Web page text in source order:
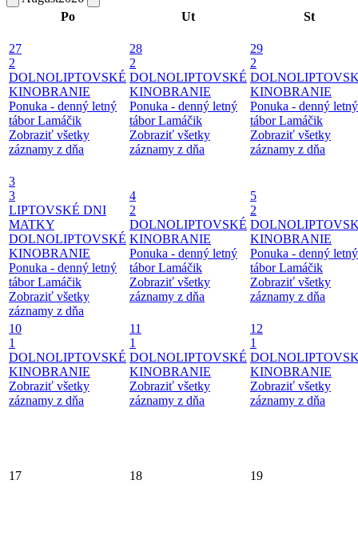
Po
Ut St
27
2
DOLNOLIPTOVSKÉ
KINOBRANIE
Ponuka - denný letný
tábor Lamáčik
Zobraziť všetky
záznamy z dňa
28
2
DOLNOLIPTOVSKÉ
KINOBRANIE
Ponuka - denný letný
tábor Lamáčik
Zobraziť všetky
záznamy z dňa
29
2
KINOBRANIE
Ponuka - denný letný
tábor Lamáčik
Zobraziť všetky
záznamy z dňa
3
3
LIPTOVSKÉ DNI
MATKY
DOLNOLIPTOVSKÉ
KINOBRANIE
Ponuka - denný letný
tábor Lamáčik
Zobraziť všetky
záznamy z dňa
4
2
DOLNOLIPTOVSKÉ
KINOBRANIE
Ponuka - denný letný
tábor Lamáčik
Zobraziť všetky
záznamy z dňa
5
2
KINOBRANIE
Ponuka - denný letný
tábor Lamáčik
Zobraziť všetky
záznamy z dňa
10
1
DOLNOLIPTOVSKÉ
KINOBRANIE
Zobraziť všetky
záznamy z dňa
11
1
DOLNOLIPTOVSKÉ
KINOBRANIE
Zobraziť všetky
záznamy z dňa
12
1
KINOBRANIE
Zobraziť všetky
záznamy z dňa
17 18 19